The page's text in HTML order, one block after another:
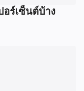
ร์เซ็นต์บ้าง